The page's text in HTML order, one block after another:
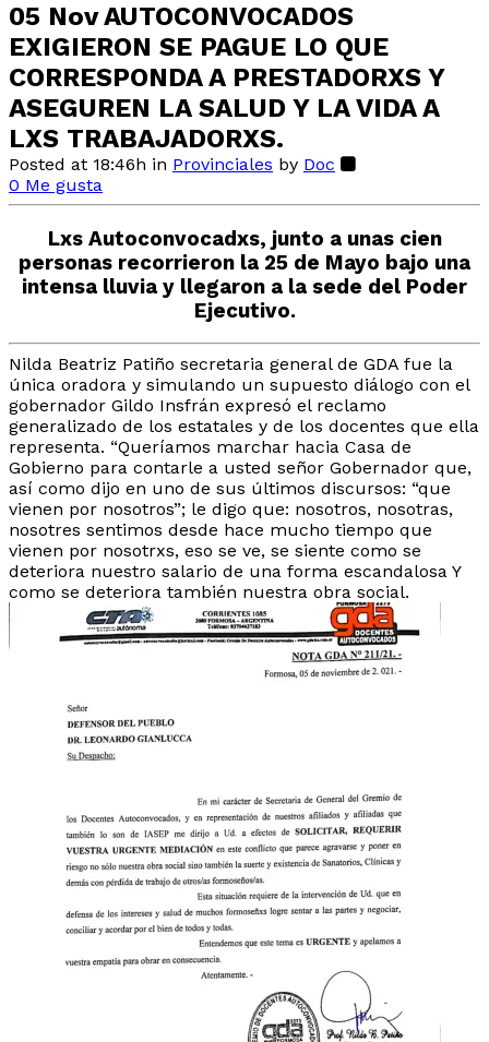
05 NovAUTOCONVOCADOS
EXIGIERON SE PAGUE LO QUE
CORRESPONDA A PRESTADORXS Y
ASEGUREN LA SALUD Y LA VIDA A
LXS TRABAJADORXS.
Posted at 18:46h in Provinciales by Doc
0 Me gusta
Lxs Autoconvocadxs, junto a unas cien
personas recorrieron la 25 de Mayo bajo una
intensa lluvia y llegaron a la sede del Poder
Ejecutivo.
Nilda Beatriz Patiño secretaria general de GDA fue la
única oradora y simulando un supuesto diálogo con el
gobernador Gildo Insfrán expresó el reclamo
generalizado de los estatales y de los docentes que ella
representa. “Queríamos marchar hacia Casa de
Gobierno para contarle a usted señor Gobernador que,
así como dijo en uno de sus últimos discursos: “que
vienen por nosotros”; le digo que: nosotros, nosotras,
nosotres sentimos desde hace mucho tiempo que
vienen por nosotrxs, eso se ve, se siente como se
deteriora nuestro salario de una forma escandalosa Y
como se deteriora también nuestra obra social.